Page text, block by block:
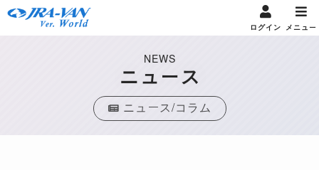
ログイン メニュー
NEWS
ニュース
ニュース/コラム